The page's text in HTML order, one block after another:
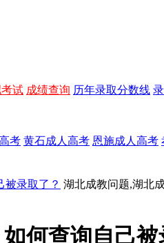
试 成绩查询 历年录取分数线
考 黄石成人高考 恩施成人高考
被录取了？ 湖北成教问题,湖北
何查询自己被